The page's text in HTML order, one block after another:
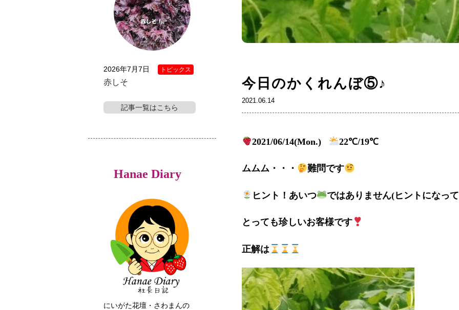
今日のかくれんぼ⑤♪
2021.06.14
2021/06/14(Mon.) 22℃/19℃
ムムム・・・ 難問です
ヒント！あいつ ではありません(ヒントになっ
とっても珍しいお客様です
正解は
2026年7月7日 トピックス
赤しそ
記事一覧はこちら
Hanae Diary
にいがた花壇・さわまんの